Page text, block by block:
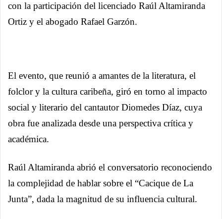
con la participación del licenciado Raúl Altamiranda
Ortiz y el abogado Rafael Garzón.
El evento, que reunió a amantes de la literatura, el
folclor y la cultura caribeña, giró en torno al impacto
social y literario del cantautor Diomedes Díaz, cuya
obra fue analizada desde una perspectiva crítica y
académica.
Raúl Altamiranda abrió el conversatorio reconociendo
la complejidad de hablar sobre el “Cacique de La
Junta”, dada la magnitud de su influencia cultural.